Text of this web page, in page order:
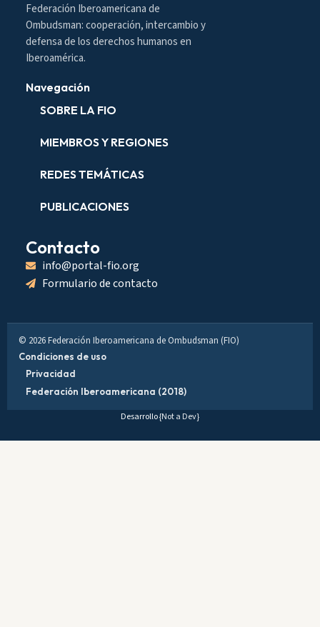
Federación Iberoamericana de
Ombudsman: cooperación, intercambio y
defensa de los derechos humanos en
Iberoamérica.
Navegación
SOBRE LA FIO
MIEMBROS Y REGIONES
REDES TEMÁTICAS
PUBLICACIONES
Contacto
info@portal-fio.org
Formulario de contacto
© 2026 Federación Iberoamericana de Ombudsman (FIO)
Condiciones de uso
Privacidad
Federación Iberoamericana (2018)
Desarrollo{Not a Dev}